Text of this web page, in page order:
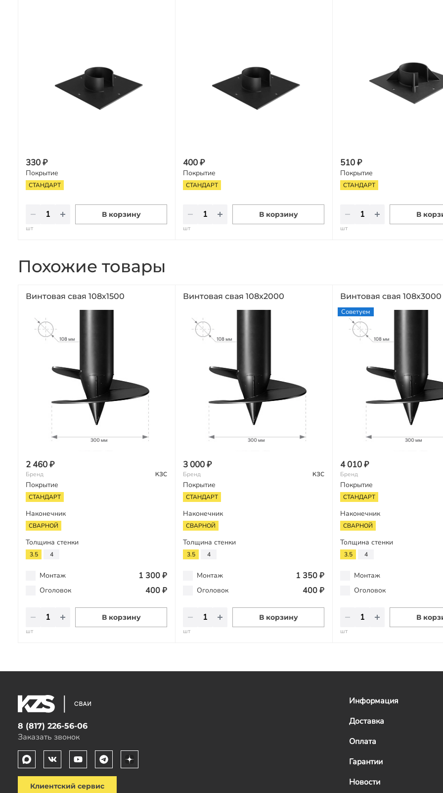
330 ₽
Покрытие
СТАНДАРТ
В корзину
шт
400 ₽
Покрытие
СТАНДАРТ
В корзину
шт
510 ₽
Покрытие
СТАНДАРТ
В
шт
Похожие товары
Винтовая свая 108х1500
2 460 ₽
Бренд КЗС
Покрытие
СТАНДАРТ
Наконечник
СВАРНОЙ
Толщина стенки
3.5 4
Монтаж 1 300 ₽
Оголовок 400 ₽
В корзину
шт
Винтовая свая 108х2000
3 000 ₽
Бренд КЗС
Покрытие
СТАНДАРТ
Наконечник
СВАРНОЙ
Толщина стенки
3.5 4
Монтаж 1 350 ₽
Оголовок 400 ₽
В корзину
шт
Винтовая свая 108х3000
Советуем
4 010 ₽
Бренд
Покрытие
СТАНДАРТ
Наконечник
СВАРНОЙ
Толщина стенки
3.5 4
Монтаж
Оголовок
В
шт
8 (817) 226-56-06
Заказать звонок
Клиентский сервис
Информация
Доставка
Оплата
Гарантии
Новости